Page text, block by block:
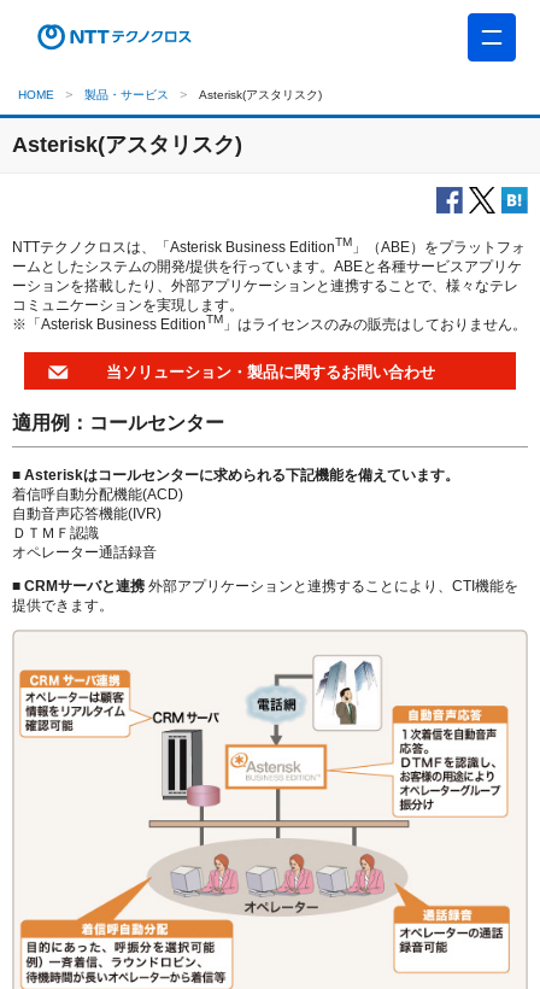
HOME 製品・サービス Asterisk(アスタリスク)
Asterisk(アスタリスク)
NTTテクノクロスは、「Asterisk Business EditionTM 」（ABE）をプラットフォ
ームとしたシステムの開発/提供を行っています。ABEと各種サービスアプリケ
ーションを搭載したり、外部アプリケーションと連携することで、様々なテレ
コミュニケーションを実現します。
※「Asterisk Business EditionTM 」はライセンスのみの販売はしておりません。
当ソリューション・製品に関するお問い合わせ
適用例：コールセンター
■ Asteriskはコールセンターに求められる下記機能を備えています。
着信呼自動分配機能(ACD)
自動音声応答機能(IVR)
ＤＴＭＦ認識
オペレーター通話録音
■ CRMサーバと連携 外部アプリケーションと連携することにより、CTI機能を
提供できます。